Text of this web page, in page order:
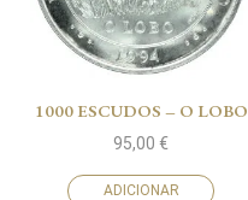
1000 ESCUDOS – O LOBO
95,00 €
ADICIONAR